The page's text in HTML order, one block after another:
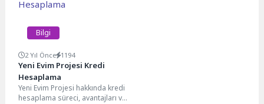
Bilgi
2 Yıl Önce 1194
Yeni Evim Projesi Kredi
Hesaplama
Yeni Evim Projesi hakkında kredi
hesaplama süreci, avantajları ve